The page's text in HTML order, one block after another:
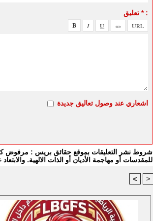
تعليق * :
اشعاري عند وصول تعاليق جديدة
شروط نشر التعليقات بموقع حقائق بريس : مرفوض
للمقدسات أو مهاجمة الأديان أو الذات الالهية.
< >